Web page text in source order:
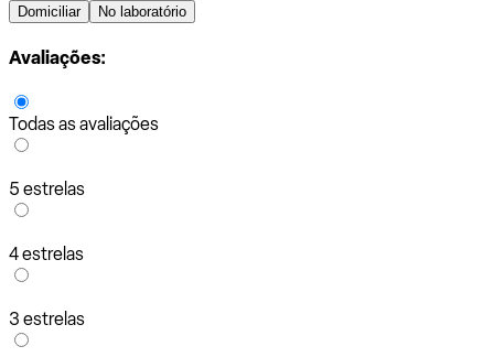
Domiciliar No laboratório
Avaliações:
Todas as avaliações
5 estrelas
4 estrelas
3 estrelas